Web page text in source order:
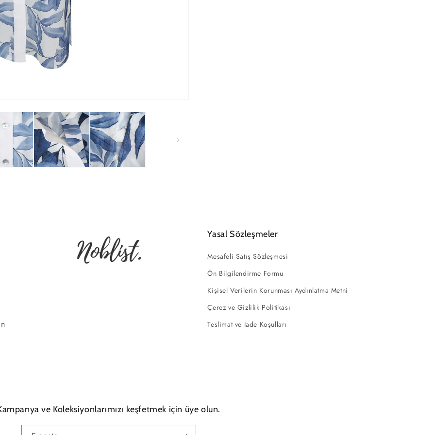
Yasal Sözleşmeler
Mesafeli Satış Sözleşmesi
Ön Bilgilendirme Formu
Kişisel Verilerin Korunması Aydınlatma Metni
Çerez ve Gizlilik Politikası
Teslimat ve İade Koşulları
ve Koleksiyonlarımızı keşfetmek için üye olun.